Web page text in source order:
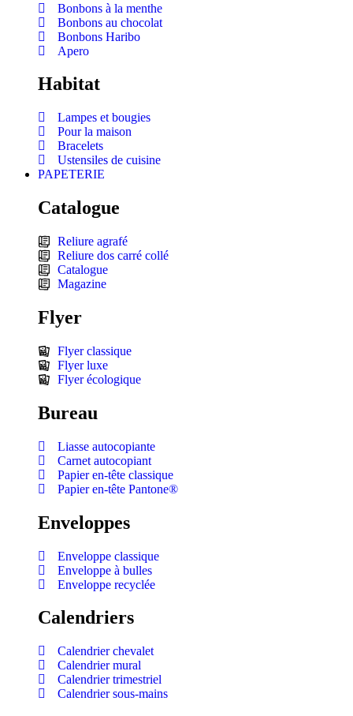
Bonbons à la menthe
Bonbons au chocolat
Bonbons Haribo
Apero
Habitat
Lampes et bougies
Pour la maison
Bracelets
Ustensiles de cuisine
PAPETERIE
Catalogue
Reliure agrafé
Reliure dos carré collé
Catalogue
Magazine
Flyer
Flyer classique
Flyer luxe
Flyer écologique
Bureau
Liasse autocopiante
Carnet autocopiant
Papier en-tête classique
Papier en-tête Pantone®
Enveloppes
Enveloppe classique
Enveloppe à bulles
Enveloppe recyclée
Calendriers
Calendrier chevalet
Calendrier mural
Calendrier trimestriel
Calendrier sous-mains